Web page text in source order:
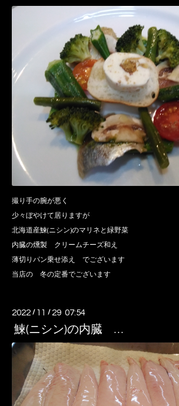
撮り手の腕が悪く
少々ぼやけて居りますが
北海道産鰊(ニシン)のマリネと緑野菜
内臓の燻製 クリームチーズ和え
薄切りパン乗せ添え でございます
当店の 冬の定番でございます
2022 / 11 / 29 07:54
鰊(ニシン)の内臓 …